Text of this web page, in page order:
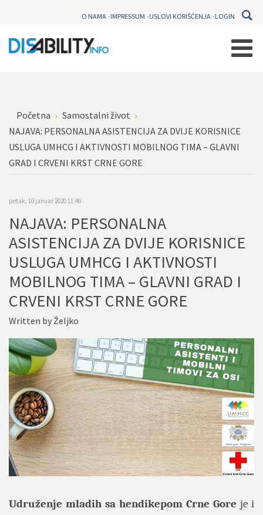
O NAMA IMPRESSUM USLOVI KORIŠĆENJA LOGIN
Početna
Samostalni život
NAJAVA: PERSONALNA ASISTENCIJA ZA DVIJE KORISNICE
USLUGA UMHCG I AKTIVNOSTI MOBILNOG TIMA – GLAVNI
GRAD I CRVENI KRST CRNE GORE
petak, 10 januar 2020 11:46
NAJAVA: PERSONALNA
ASISTENCIJA ZA DVIJE KORISNICE
USLUGA UMHCG I AKTIVNOSTI
MOBILNOG TIMA – GLAVNI GRAD I
CRVENI KRST CRNE GORE
Written byŽeljko
Udruženje mladih sa hendikepom Crne Gore je i